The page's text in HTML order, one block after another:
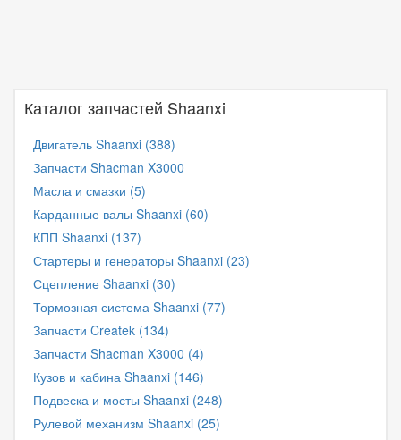
Каталог запчастей Shaanxi
Двигатель Shaanxi (388)
Запчасти Shacman X3000
Масла и смазки (5)
Карданные валы Shaanxi (60)
КПП Shaanxi (137)
Стартеры и генераторы Shaanxi (23)
Сцепление Shaanxi (30)
Тормозная система Shaanxi (77)
Запчасти Createk (134)
Запчасти Shacman X3000 (4)
Кузов и кабина Shaanxi (146)
Подвеска и мосты Shaanxi (248)
Рулевой механизм Shaanxi (25)